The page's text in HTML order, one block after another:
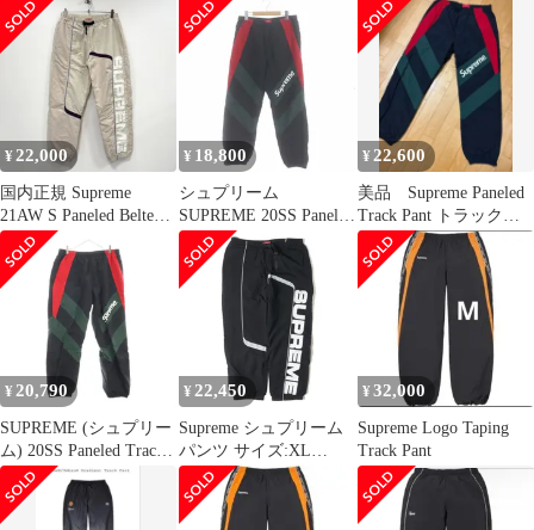
ズ
¥22,000
国内正規 Supreme
21AW S Paneled Belted
Track Pant M
¥ 18,800
シュプリーム
SUPREME 20SS Paneled
Track Pant パンツ ジャ
ージ ジョガー イージー
ナイロン S 黒 赤 緑 白
/MI ■OS ■SH
¥ 22,600
美品 Supreme Paneled
Track Pant トラックパ
ンツ
¥ 20,790
SUPREME (シュプリー
ム) 20SS Paneled Track
Pants パネルトラックパ
ンツ ブラック/グリーン
¥ 22,450
Supreme シュプリーム
パンツ サイズ:XL
21AW ブランドロゴ ベ
ルト付き トラックパン
ツ S Paneled Belted
¥ 32,000
Supreme Logo Taping
Track Pant